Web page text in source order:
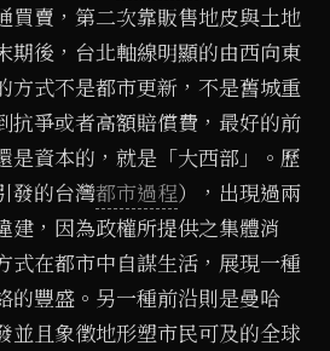
買賣，第二次靠販售地皮與土地
期後，台北軸線明顯的由西向東
方式不是都市更新，不是舊城重
抗爭或者高額賠償費，最好的前
是資本的，就是「大西部」。歷
發的台灣都市過程），出現過兩
建，因為政權所提供之集體消
式在都市中自謀生活，展現一種
的豐盛。另一種前沿則是曼哈
並且象徵地形塑市民可及的全球